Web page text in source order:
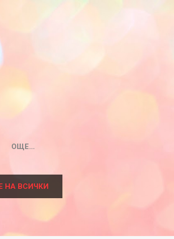
ОЩЕ…
НА ВСИЧКИ